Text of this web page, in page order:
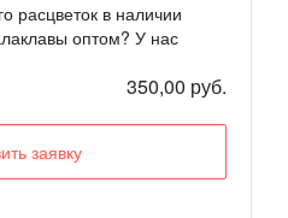
расцветок в наличии
оптом? У нас
350,00 руб.
заявку